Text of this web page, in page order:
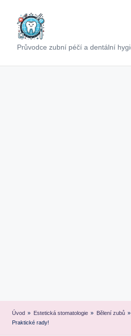
contentPrůvodce zubní péčí a dentální
Úvod » Estetická stomatologie » Bělení zubů »
Praktické rady!